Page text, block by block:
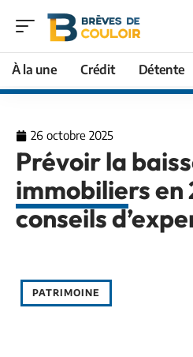
À la une Crédit Détente
26 octobre 2025
Prévoir la
immobiliers en
conseils
PATRIMOINE